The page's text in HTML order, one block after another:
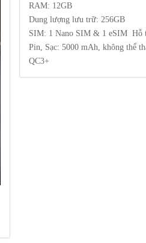
RAM: 12GB
Dung lượng lưu trữ: 256GB
SIM: 1 Nano SIM & 1 eSIM Hỗ
Pin, Sạc: 5000 mAh, không thể
QC3+